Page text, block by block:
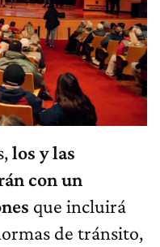
los y las
con un
que incluirá
de tránsito,